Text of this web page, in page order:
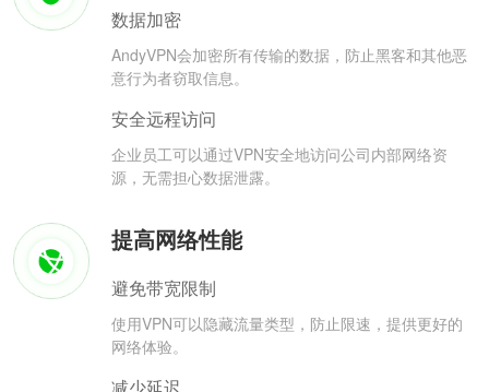
数据加密
AndyVPN会加密所有传输的数据，防止黑客和其他恶
意行为者窃取信息。
安全远程访问
企业员工可以通过VPN安全地访问公司内部网络资
源，无需担心数据泄露。
提高网络性能
避免带宽限制
使用VPN可以隐藏流量类型，防止限速，提供更好的
网络体验。